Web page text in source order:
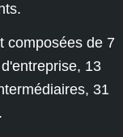
composées de 7
13
31